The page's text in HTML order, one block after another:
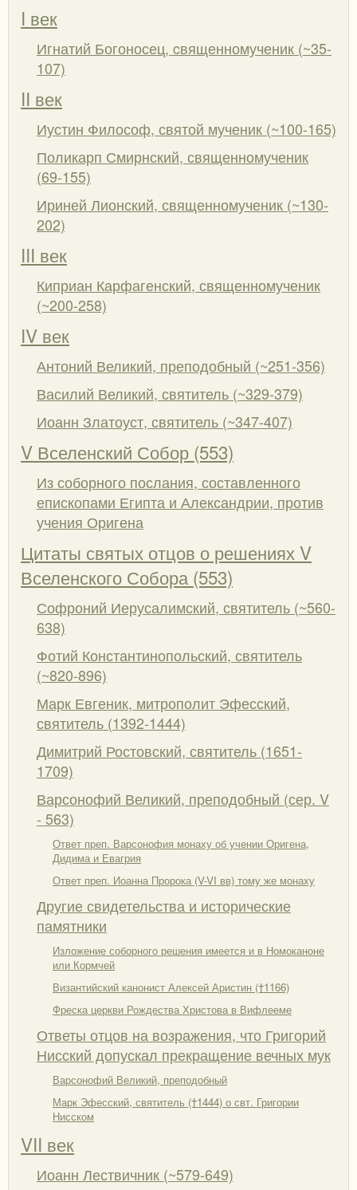
I век
Игнатий Богоносец, cвященномученик (~35-
107)
II век
Иустин Философ, святой мученик (~100-165)
Поликарп Смирнский, священномученик
(69-155)
Ириней Лионский, священномученик (~130-
202)
III век
Киприан Карфагенский, священномученик
(~200-258)
IV век
Антоний Великий, преподобный (~251-356)
Василий Великий, святитель (~329-379)
Иоанн Златоуст, святитель (~347-407)
V Вселенский Собор (553)
Из соборного послания, составленного
епископами Египта и Александрии, против
учения Оригена
Цитаты святых отцов о решениях V
Вселенского Собора (553)
Софроний Иерусалимский, святитель (~560-
638)
Фотий Константинопольский, святитель
(~820-896)
Марк Евгеник, митрополит Эфесский,
святитель (1392-1444)
Димитрий Ростовский, святитель (1651-
1709)
Варсонофий Великий, преподобный (сер. V
- 563)
Ответ преп. Варсонофия монаху об учении Оригена,
Дидима и Евагрия
Ответ преп. Иоанна Пророка (V-VI вв) тому же монаху
Другие свидетельства и исторические
памятники
Изложение соборного решения имеется и в Номоканоне
или Кормчей
Византийский канонист Алексей Аристин (†1166)
Фреска церкви Рождества Христова в Вифлееме
Ответы отцов на возражения, что Григорий
Нисский допускал прекращение вечных мук
Варсонофий Великий, преподобный
Марк Эфесский, святитель (†1444) о свт. Григории
Нисском
VII век
Иоанн Лествичник (~579-649)